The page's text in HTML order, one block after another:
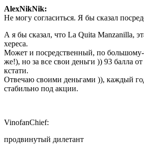
AlexNikNik:
Не могу согласиться. Я бы сказал
А я бы сказал, что La Quita Manzanilla,
хереса.
Может и посредственный, по большому-
же!), но за все свои деньги )) 93 балла
кстати.
Отвечаю своими деньгами )), каждый
стабильно под акции.
VinofanChief:
продвинутый дилетант